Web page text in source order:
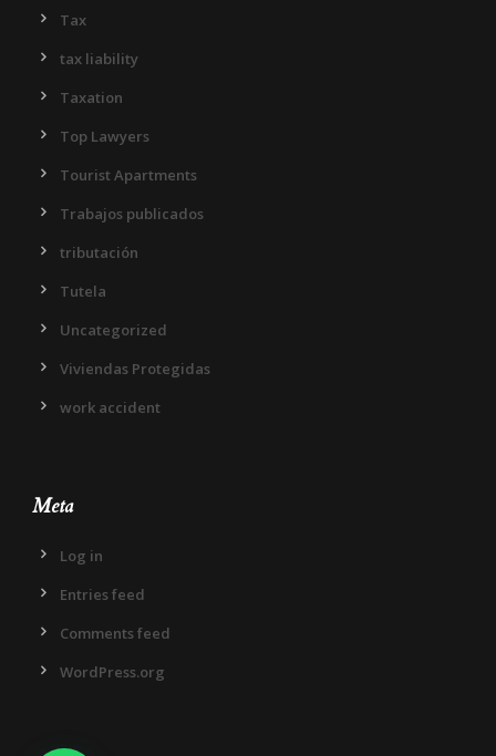
Tax
tax liability
Taxation
Top Lawyers
Tourist Apartments
Trabajos publicados
tributación
Tutela
Uncategorized
Viviendas Protegidas
work accident
Meta
Log in
Entries feed
Comments feed
WordPress.org